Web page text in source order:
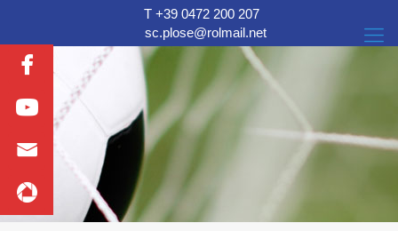
T +39 0472 200 207
sc.plose@rolmail.net